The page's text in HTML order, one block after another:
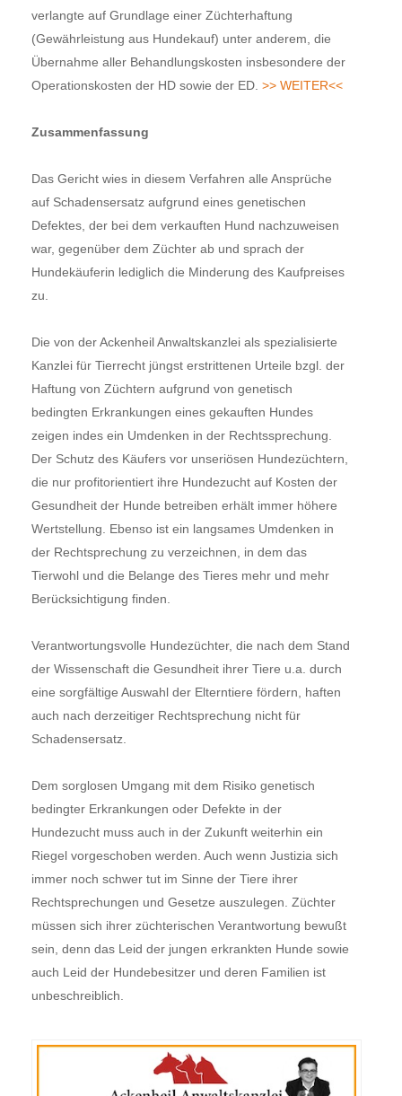
verlangte auf Grundlage einer Züchterhaftung
(Gewährleistung aus Hundekauf) unter anderem, die
Übernahme aller Behandlungskosten insbesondere der
Operationskosten der HD sowie der ED. >> WEITER<<
Zusammenfassung
Das Gericht wies in diesem Verfahren alle Ansprüche
auf Schadensersatz aufgrund eines genetischen
Defektes, der bei dem verkauften Hund nachzuweisen
war, gegenüber dem Züchter ab und sprach der
Hundekäuferin lediglich die Minderung des Kaufpreises
zu.
Die von der Ackenheil Anwaltskanzlei als spezialisierte
Kanzlei für Tierrecht jüngst erstrittenen Urteile bzgl. der
Haftung von Züchtern aufgrund von genetisch
bedingten Erkrankungen eines gekauften Hundes
zeigen indes ein Umdenken in der Rechtssprechung.
Der Schutz des Käufers vor unseriösen Hundezüchtern,
die nur profitorientiert ihre Hundezucht auf Kosten der
Gesundheit der Hunde betreiben erhält immer höhere
Wertstellung. Ebenso ist ein langsames Umdenken in
der Rechtsprechung zu verzeichnen, in dem das
Tierwohl und die Belange des Tieres mehr und mehr
Berücksichtigung finden.
Verantwortungsvolle Hundezüchter, die nach dem Stand
der Wissenschaft die Gesundheit ihrer Tiere u.a. durch
eine sorgfältige Auswahl der Elterntiere fördern, haften
auch nach derzeitiger Rechtsprechung nicht für
Schadensersatz.
Dem sorglosen Umgang mit dem Risiko genetisch
bedingter Erkrankungen oder Defekte in der
Hundezucht muss auch in der Zukunft weiterhin ein
Riegel vorgeschoben werden. Auch wenn Justizia sich
immer noch schwer tut im Sinne der Tiere ihrer
Rechtsprechungen und Gesetze auszulegen. Züchter
müssen sich ihrer züchterischen Verantwortung bewußt
sein, denn das Leid der jungen erkrankten Hunde sowie
auch Leid der Hundebesitzer und deren Familien ist
unbeschreiblich.